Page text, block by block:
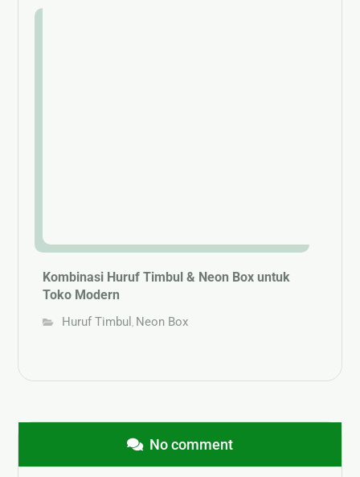
Kombinasi Huruf Timbul & Neon Box untuk
Toko Modern
Huruf Timbul Neon Box
No comment